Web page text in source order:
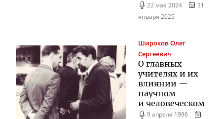
22 мая 2024
31
января 2025
ШироковОлег
Сергеевич
О главных
учителях и их
влиянии —
научном
и человеческом
9 апреля 1996